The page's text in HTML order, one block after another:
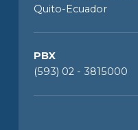
Quito-Ecuador
PBX
(593) 02 - 3815000